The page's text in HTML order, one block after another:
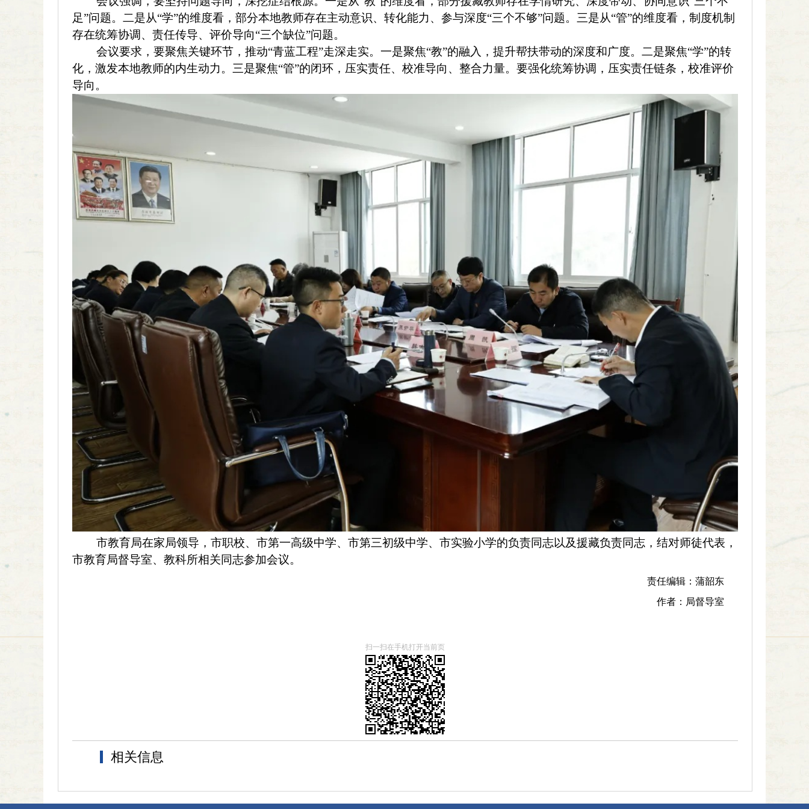
足”问题。二是从“学”的维度看，部分本地教师存在主动意识、转化能力、参与深度“三个不够”问题。三是从“管”的维度看，制度机制
存在统筹协调、责任传导、评价导向“三个缺位”问题。
会议要求，要聚焦关键环节，推动“青蓝工程”走深走实。一是聚焦“教”的融入，提升帮扶带动的深度和广度。二是聚焦“学”的转
化，激发本地教师的内生动力。三是聚焦“管”的闭环，压实责任、校准导向、整合力量。要强化统筹协调，压实责任链条，校准评价
导向。
市教育局在家局领导，市职校、市第一高级中学、市第三初级中学、市实验小学的负责同志以及援藏负责同志，结对师徒代表，
市教育局督导室、教科所相关同志参加会议。
责任编辑：蒲韶东
作者：局督导室
扫一扫在手机打开当前页
相关信息